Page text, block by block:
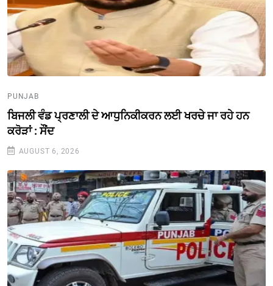
PUNJAB
ਬਿਜਲੀ ਵੰਡ ਪ੍ਰਣਾਲੀ ਦੇ ਆਧੁਨਿਕੀਕਰਨ ਲਈ ਖਰਚੇ ਜਾ ਰਹੇ ਹਨ
ਕਰੋੜਾਂ : ਸੌਂਦ
AUGUST 6, 2026